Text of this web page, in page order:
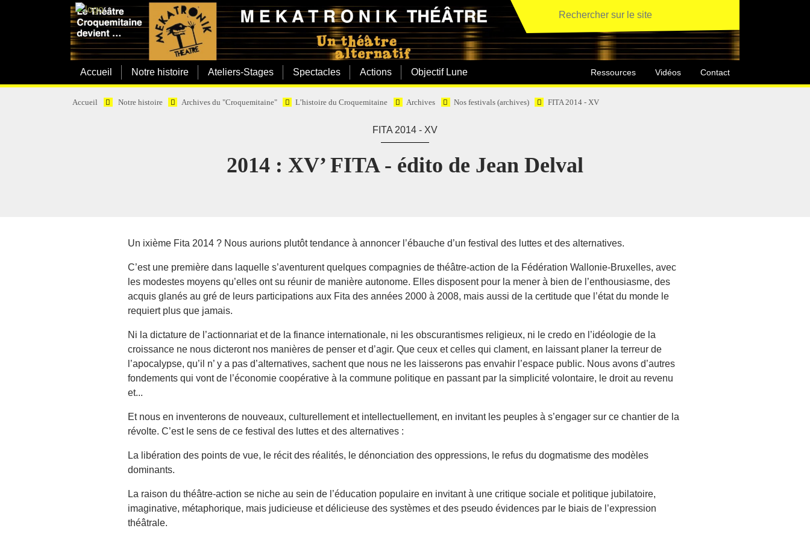
Accueil Notre histoire Ateliers-Stages Spectacles Actions Objectif Lune Ressources Vidéos Contact
Accueil Notre histoire Archives du "Croquemitaine" L’histoire du Croquemitaine Archives Nos festivals (archives) FITA 2014 - XV
FITA 2014 - XV
2014 : XV’ FITA - édito de Jean Delval
Un ixième Fita 2014 ? Nous aurions plutôt tendance à annoncer l’ébauche d’un festival des luttes et des alternatives.
C’est une première dans laquelle s’aventurent quelques compagnies de théâtre-action de la Fédération Wallonie-Bruxelles, avec
les modestes moyens qu’elles ont su réunir de manière autonome. Elles disposent pour la mener à bien de l’enthousiasme, des
acquis glanés au gré de leurs participations aux Fita des années 2000 à 2008, mais aussi de la certitude que l’état du monde le
requiert plus que jamais.
Ni la dictature de l’actionnariat et de la finance internationale, ni les obscurantismes religieux, ni le credo en l’idéologie de la
croissance ne nous dicteront nos manières de penser et d’agir. Que ceux et celles qui clament, en laissant planer la terreur de
l’apocalypse, qu’il n’ y a pas d’alternatives, sachent que nous ne les laisserons pas envahir l’espace public. Nous avons d’autres
fondements qui vont de l’économie coopérative à la commune politique en passant par la simplicité volontaire, le droit au revenu
et...
Et nous en inventerons de nouveaux, culturellement et intellectuellement, en invitant les peuples à s’engager sur ce chantier de la
révolte. C’est le sens de ce festival des luttes et des alternatives :
La libération des points de vue, le récit des réalités, le dénonciation des oppressions, le refus du dogmatisme des modèles
dominants.
La raison du théâtre-action se niche au sein de l’éducation populaire en invitant à une critique sociale et politique jubilatoire,
imaginative, métaphorique, mais judicieuse et délicieuse des systèmes et des pseudo évidences par le biais de l’expression
théâtrale.